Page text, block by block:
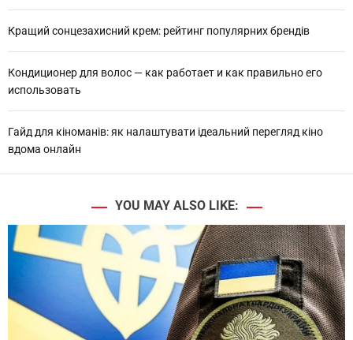
Кращий сонцезахисний крем: рейтинг популярних брендів
Кондиционер для волос — как работает и как правильно его
использовать
Гайд для кіноманів: як налаштувати ідеальний перегляд кіно
вдома онлайн
YOU MAY ALSO LIKE: